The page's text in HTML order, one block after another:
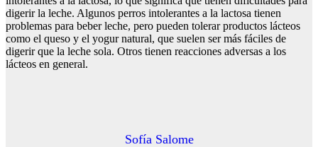
digerir la leche. Algunos perros intolerantes a la lactosa tienen
problemas para beber leche, pero pueden tolerar productos lácteos
como el queso y el yogur natural, que suelen ser más fáciles de
digerir que la leche sola. Otros tienen reacciones adversas a los
lácteos en general.
Sofía Salome